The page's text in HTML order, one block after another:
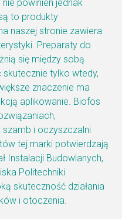
powinien jednak
to produkty
naszej stronie zawiera
Preparaty do
się między sobą
skutecznie tylko wtedy,
znaczenie ma
aplikowanie. Biofos
i oczyszczalni
tej marki potwierdzają
Instalacji Budowlanych,
Politechniki
skuteczność działania
i otoczenia.